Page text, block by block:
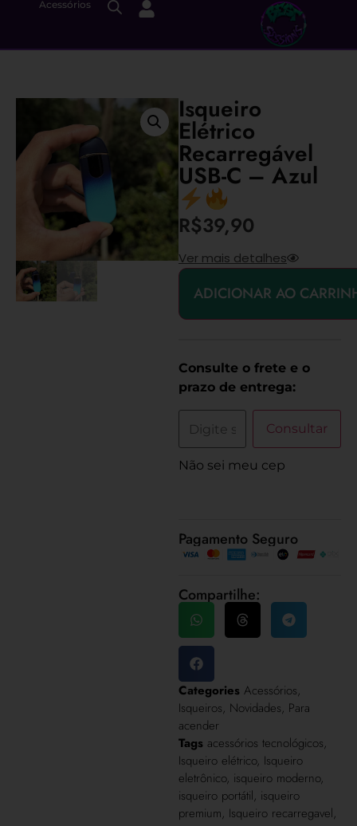
Acessórios
Isqueiro
Elétrico
Recarregável
USB-C – Azul
R$39,90
Pagamento Seguro
Compartilhe:
Categories Acessórios,
Isqueiros, Novidades, Para
acender
Tags acessórios tecnológicos,
Isqueiro elétrico, Isqueiro
eletrônico, isqueiro moderno,
isqueiro portátil, isqueiro
premium, Isqueiro recarregavel,
Ver mais detalhes
ADICIONAR AO
Consulte o frete e o
prazo de entrega:
Consultar
Não sei meu cep